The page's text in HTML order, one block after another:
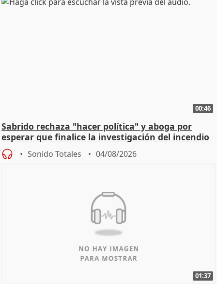
00:46
Sabrido rechaza "hacer política" y aboga por
esperar que finalice la investigación del incendio
Sonido Totales 04/08/2026
01:37